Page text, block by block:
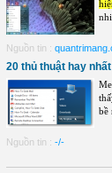
Nguồn tin :
20 thủ thuật hay
bề
Nguồn tin : -/-